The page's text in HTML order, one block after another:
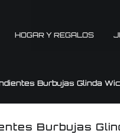
HOGAR Y REGALOS
Burbujas Glinda
Burbujas